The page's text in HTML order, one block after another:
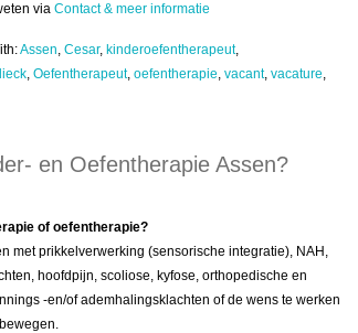
via Contact & meer informatie
Assen, Cesar, kinderoefentherapeut,
, Oefentherapeut, oefentherapie, vacant, vacature,
en Oefentherapie Assen?
of oefentherapie?
met prikkelverwerking (sensorische integratie), NAH,
hoofdpijn, scoliose, kyfose, orthopedische en
-en/of ademhalingsklachten of de wens te werken